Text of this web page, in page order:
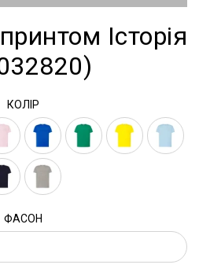
Історія
КОЛІР
ФАСОН